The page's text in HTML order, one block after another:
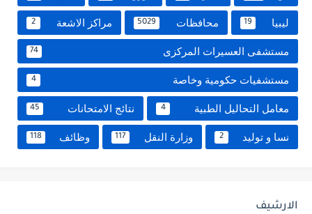
ليبيا 19 محافظات 5029 مراكز الاشعة 2
مستشفى العسيرات المركزى 74
مستشفيات حكومية وخاصة 4
معامل التحاليل الطبية 4 نتائج الامتحانات 45
نسا و توليد 2 وزارة النقل 117 وظائف 118
الارشيف